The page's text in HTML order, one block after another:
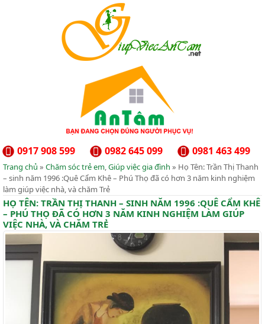
0981 463 499
0982 645 099
0917 908 599
Trang chủ » Chăm sóc trẻ em,Giúp việc gia đình » Họ Tên: Trần Thị Thanh
– sinh năm 1996 :Quê Cẩm Khê – Phú Thọ đã có hơn 3 năm kinh nghiệm
làm giúp việc nhà, và chăm Trẻ
HỌ TÊN: TRẦN THỊ THANH – SINH NĂM 1996 :QUÊ CẨM KHÊ
– PHÚ THỌ ĐÃ CÓ HƠN 3 NĂM KINH NGHIỆM LÀM GIÚP
VIỆC NHÀ, VÀ CHĂM TRẺ